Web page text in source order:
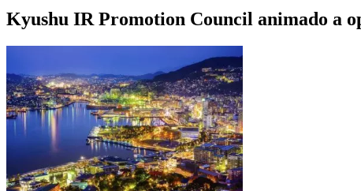
Kyushu IR Promotion Council animado a